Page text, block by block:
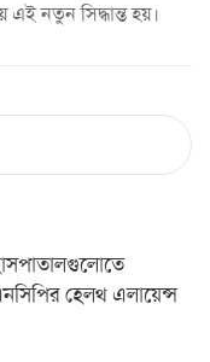
এই নতুন সিদ্ধান্ত হয়।
হেলথ এলায়েন্স